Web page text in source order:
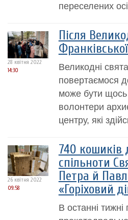
переселених
28 квітня 2022
14:30
Після
Великодні
повертаємося
може бути
волонтери
центру, які
26 квітня 2022
09:58
740 кошиків
спільноти
Петра й
«Горіховий
В останні